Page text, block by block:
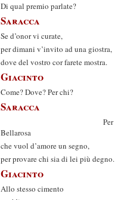
Di qual premio parlate?
Saracca
Se d’onor vi curate,
per dimani v’invito ad una giostra,
dove del vostro cor farete mostra.
Giacinto
Come? Dove? Per chi?
Saracca
Per
Bellarosa
che vuol d’amore un segno,
per provare chi sia di lei più degno.
Giacinto
Allo stesso cimento